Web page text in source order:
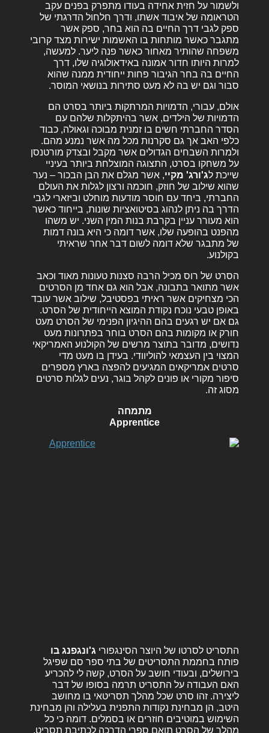
ולשמור על חזית אחידה בעודו מתפרק בפנים עקב
הטראומה של איבוד אשתו, ודרך חלחול הדרגתי של
ספק לגבי דרך החיים בה הוא בחר, ספק אשר
מתגבר כאשר מותחות בו האשמות ישירות מצד קרובי
משפחה שהותיר מאחור כאשר פנה ליער. למעשה,
למרות היותו חדור אמונה באידאולוגיה שלו, דרך
החיים בה בחר הגיבור פחות ייחודית ממנה שהוא
סבור וגם יש בה לא מעט סתירות בנושאי המוסר.
אולם, עבורי, הדמויות המרתקות ביותר בסרט הם
הדמויות של הילדים, אשר בהיתקלות שלהם עם
הסדר החברתי חשים בו זמנית מבוכה וגאולה, כבוד
כלפי האב אך גם סקרנות מכל מה אשר נמנע מהם.
ולמרות השבחים הגדולים אשר מקבל ובצדק מורטנסן
על משחקו בסרט, התצוגה המוצלחת ביותר בעיניי
שייכת לג'ורג' מקיי, אשר מגלם את הבן הבכור – נער
שהוא שילוב של חוזק, חוכמה ורצון לגלות את העולם
החברתי, ביחד עם חוסר מודעות מוחלט וביזארי לגבי
הדרך בה ניתן לנהוג בסיטואציות שונות, בייחוד כאשר
הוא מעורר עניין בקרבת בנות המין השני. יש משהו
מהפנט בהופעה שלו, אשר דומה כי היא בונה דמות
של מתבגר שלא דומה לשום דבר אחר שראיתי
בקולנוע.
הסרט של רוס מכיל הרבה סצנות טעונות מאוד וכאב
אשר מתואר בתבונה, אבל הוא גם אחד מן הסרטים
הכי מצחיקים אשר ראיתי בפסטיבל, שילוב אשר עובד
באופן טבעי נוכח נקודת המוצא הייחודית של הסרט.
גם אם יש רגעים בהם ההיגיון הפנימי של הסרט מעט
חורק או מקומות בהם הסרט בוחר בפתרונות מעט
נדושים, מדובר בתוצר מרשים של הקולנוע האמריקאי
המצוי בין העצמאי להוליוודי. בעידן בו מעט מדי
סרטים אמריקאים המגיעים להפצה בארץ מספרים
סיפור מקורי או פונים לקהל בוגר, נעים לגלות סרטים
מסוג זה.
מתמחה
Apprentice
התסריט לסרטו של היוצר הסינגפורי ג'ונגפנג בו
פותח בחממת התסריטים של בתי ספר סם שפיגל
בירושלים, ובעודי חושב על הסרט, קשה לי להכריע
האם העבודה על התסריט תרמה בסופו של דבר
ליצירה. זהו סרט שכל מהלך תסריטאי בו מחושב
היטב, הן מבחינת נקודות התפנית בעלילה והן מבחינת
השימוש במוטיבים חוזרים או בסמלים. דומה כי כל
מהלך של הסרט תואם ספרי הדרכה לכתיבת תסריט,